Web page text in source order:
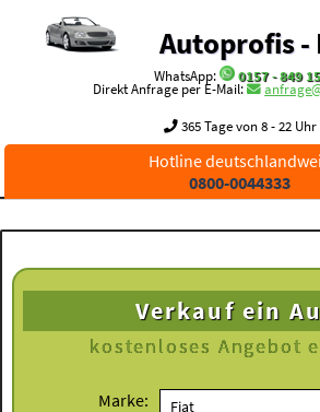
Autoprofis -
WhatsApp:
0157 - 849
Direkt Anfrage per E-Mail:
365 Tage von 8 - 22 Uhr
Hotline
0800-0044333
Verkauf ein
kostenloses Angebot
Marke: